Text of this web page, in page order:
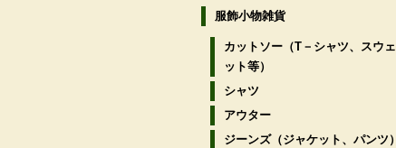
服飾小物雑貨
カットソー（T－シャツ、スウェ
ット等）
シャツ
アウター
ジーンズ（ジャケット、パンツ）